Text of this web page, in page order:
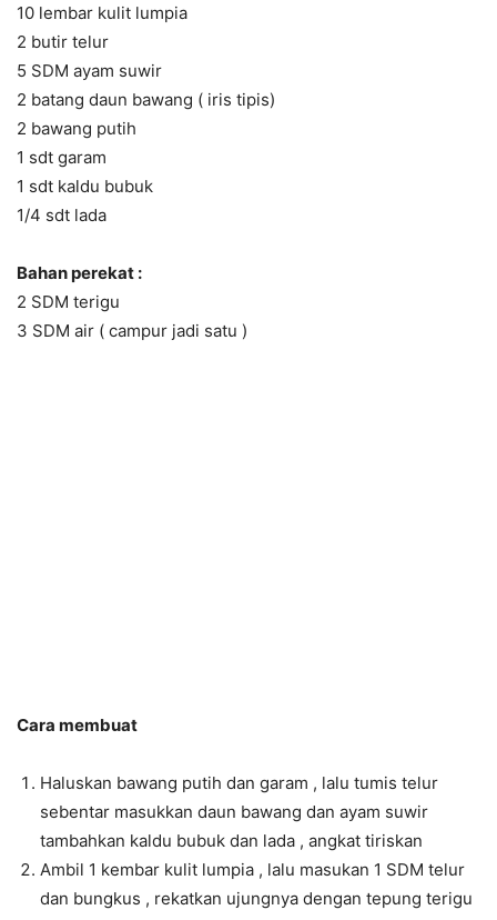
10 lembar kulit lumpia
2 butir telur
5 SDM ayam suwir
2 batang daun bawang ( iris tipis)
2 bawang putih
1 sdt garam
1 sdt kaldu bubuk
1/4 sdt lada
Bahan perekat :
2 SDM terigu
3 SDM air ( campur jadi satu )
Cara membuat
Haluskan bawang putih dan garam , lalu tumis telur
sebentar masukkan daun bawang dan ayam suwir
tambahkan kaldu bubuk dan lada , angkat tiriskan
Ambil 1 kembar kulit lumpia , lalu masukan 1 SDM telur
dan bungkus , rekatkan ujungnya dengan tepung terigu